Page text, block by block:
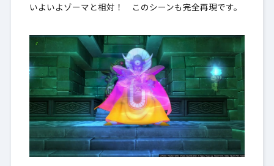
いよいよゾーマと相対！ このシーンも完全再現です。